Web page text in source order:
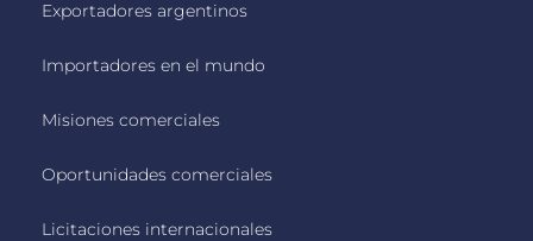
Exportadores argentinos
Importadores en el mundo
Misiones comerciales
Oportunidades comerciales
Licitaciones internacionales